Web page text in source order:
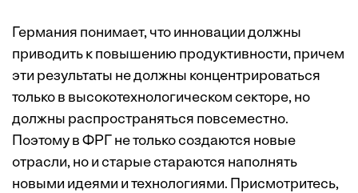
Германия понимает, что инновации должны
приводить к повышению продуктивности, причем
эти результаты не должны концентрироваться
только в высокотехнологическом секторе, но
должны распространяться повсеместно.
Поэтому в ФРГ не только создаются новые
отрасли, но и старые стараются наполнять
новыми идеями и технологиями. Присмотритесь,